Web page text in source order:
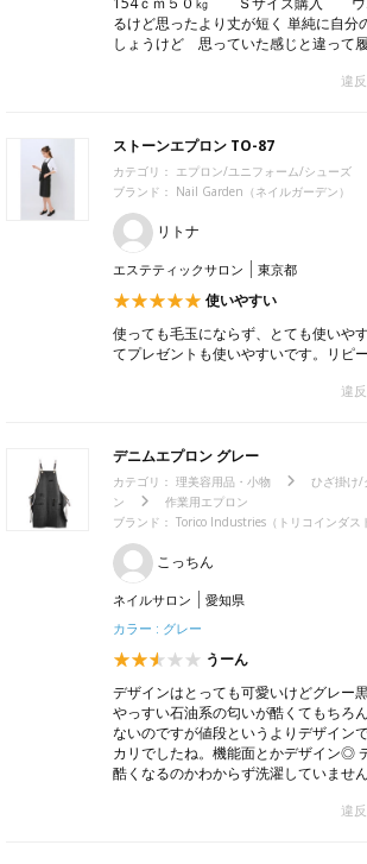
るけど思ったより丈が短く 単純に自分
しょうけど 思っていた感じと違って
違
ストーンエプロン TO-87
カテゴリ： エプロン/ユニフォーム/シューズ
ブランド： Nail Garden（ネイルガーデン）
リトナ
エステティックサロン 東京都
使いやすい
使っても毛玉にならず、とても使いや
てプレゼントも使いやすいです。リピ
違
デニムエプロン グレー
カテゴリ： 理美容用品・小物
ひざ掛け/
ン
作業用エプロン
ブランド： Torico Industries（トリコインダス
こっちん
ネイルサロン
愛知県
カラー : グレー
うーん
デザインはとっても可愛いけどグレー
やっすい石油系の匂いが酷くてもちろ
ないのですが値段というよりデザイン
カリでしたね。機能面とかデザイン◎
酷くなるのかわからず洗濯していません
違